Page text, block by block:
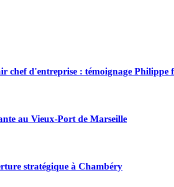
chef d'entreprise : témoignage
au Vieux-Port de Marseille
stratégique à Chambéry